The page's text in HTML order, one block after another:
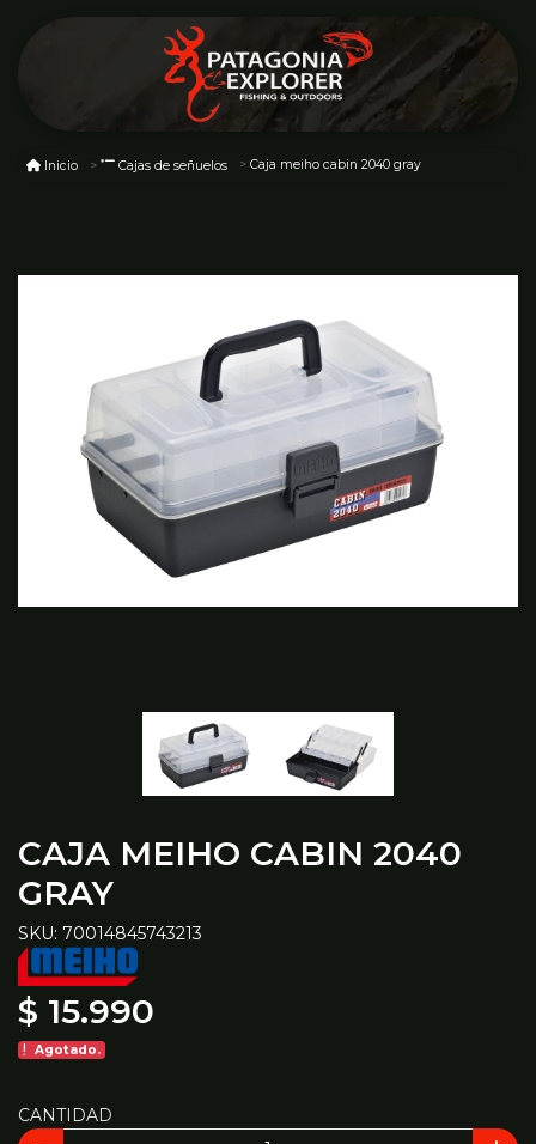
Inicio Cajas de señuelos Caja meiho cabin 2040 gray
CAJA MEIHO CABIN 2040
GRAY
SKU: 70014845743213
$ 15.990
Agotado.
CANTIDAD